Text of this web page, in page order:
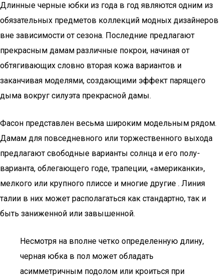
Длинные черные юбки из года в год являются одним из
обязательных предметов коллекций модных дизайнеров
вне зависимости от сезона. Последние предлагают
прекрасным дамам различные покрои, начиная от
обтягивающих словно вторая кожа вариантов и
заканчивая моделями, создающими эффект парящего
дыма вокруг силуэта прекрасной дамы.
Фасон представлен весьма широким модельным рядом.
Дамам для повседневного или торжественного выхода
предлагают свободные варианты солнца и его полу-
варианта, облегающего годе, трапеции, «американки»,
мелкого или крупного плиссе и многие другие . Линия
талии в них может располагаться как стандартно, так и
быть заниженной или завышенной.
Несмотря на вполне четко определенную длину,
черная юбка в пол может обладать
асимметричным подолом или кроиться при